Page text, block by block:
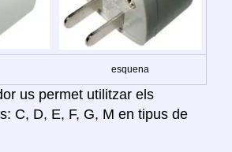
esquena
us permet utilitzar els
C, D, E, F, G, M en tipus de